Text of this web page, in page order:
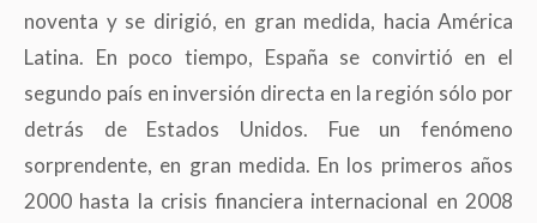
noventa y se dirigió, en gran medida, hacia América
Latina. En poco tiempo, España se convirtió en el
segundo país en inversión directa en la región sólo por
detrás de Estados Unidos. Fue un fenómeno
sorprendente, en gran medida. En los primeros años
2000 hasta la crisis financiera internacional en 2008